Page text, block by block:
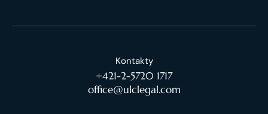
Kontakty
+421-2-5720 1717
office@ulclegal.com